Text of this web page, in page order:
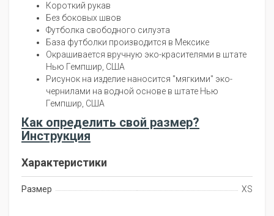
Короткий рукав
Без боковых швов
Футболка свободного силуэта
База футболки производится в Мексике
Окрашивается вручную эко-красителями в штате
Нью Гемпшир, США
Рисунок на изделие наносится "мягкими" эко-
чернилами на водной основе в штате Нью
Гемпшир, США
Как определить свой размер?
Инструкция
Характеристики
Размер XS